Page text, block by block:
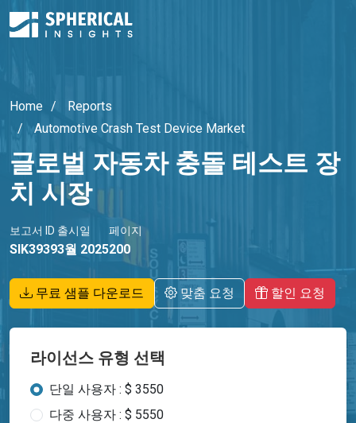
Home
Reports
Automotive Crash Test Device Market
글로벌 자동차 충돌 테스트 장
치 시장
보고서 ID
SIK3939
출시일
3월 2025
페이지
200
무료 샘플 다운로드 맞춤 요청 할인 요청
라이선스 유형 선택
단일 사용자 : $ 3550
다중 사용자 : $ 5550